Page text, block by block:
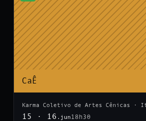
CaÊ
Karma Coletivo de Artes Cênicas ·
15 · 16 .jun 18h30